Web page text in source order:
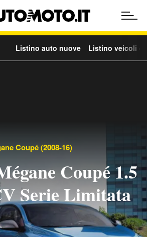
Listino auto nuove Listino veicoli
Coupé (2008-16)
Coupé 1.5
Serie Limitata